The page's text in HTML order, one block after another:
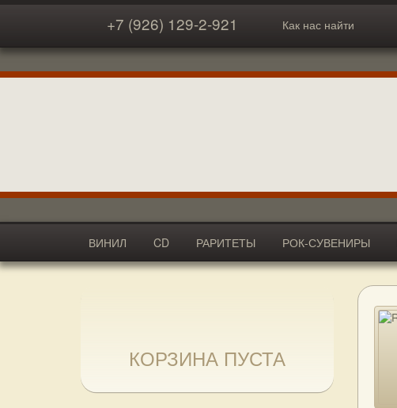
+7 (926) 129-2-921 Как нас найти
ВИНИЛ CD РАРИТЕТЫ РОК-СУВЕНИРЫ
АКСЕССУАРЫ
КОРЗИНА ПУСТА